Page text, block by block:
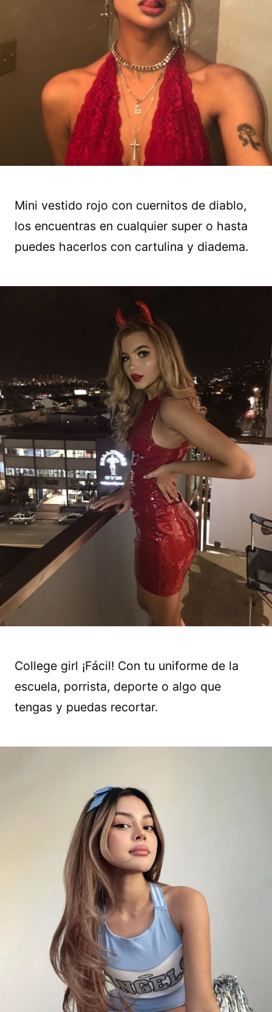
Mini vestido rojo con cuernitos de diablo,
los encuentras en cualquier super o hasta
puedes hacerlos con cartulina y diadema.
College girl ¡Fácil! Con tu uniforme de la
escuela, porrista, deporte o algo que
tengas y puedas recortar.